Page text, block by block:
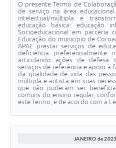
O presente Termo de
de serviço na área
intelectual/múltipla e
educação básica: educação
Socioeducacional em parceria
Educação do município de
APAE prestar serviços de
deficiência preferencialmente
articulando ações de defesa
serviços de referência e apoio à
da qualidade de vida das
múltipla e autista em suas
que não puderam ser
comuns do ensino regular,
este Termo, e de acordo com a
JANEIRO de